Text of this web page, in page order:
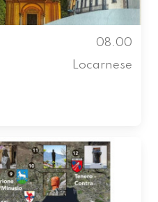
08.00
Locarnese